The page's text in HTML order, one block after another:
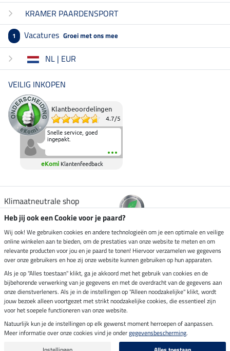
KRAMER PAARDENSPORT
1 Vacatures Groei met ons mee
NL | EUR
VEILIG INKOPEN
Klantbeoordelingen
4.7/5
Snelle service, goed
ingepakt.
eKomi Klantenfeedback
Klimaatneutrale shop
Verzending per
Veilig betalen met
Impressum
Laatste update op 07.08.2026 om 07:03 uur
Alle prijzen in euro's, incl. BTW, excl. verzendkosten.
Heb jij ook een Cookie voor je paard?
Wij ook! We gebruiken cookies en andere technologieën om je een optimale en veilige
online winkelen aan te bieden, om de prestaties van onze website te meten en om
relevante producten voor jou en je paard te tonen! Hiervoor verzamelen we gegevens
over onze gebruikers en hoe zij onze website kunnen gebruiken op hun apparaten.
Als je op "Alles toestaan" klikt, ga je akkoord met het gebruik van cookies en de
bijbehorende verwerking van je gegevens en met de overdracht van de gegevens aan
onze dienstverleners. Als je in de instellingen op "Alleen noodzakelijke" klikt, wordt
jouw bezoek alleen voortgezet met strikt noodzakelijke cookies, die essentieel zijn
voor het soepele functioneren van onze website.
Natuurlijk kun je de instellingen op elk gewenst moment herroepen of aanpassen.
Meer informatie over onze cookies vind je ondergegevensbescherming.